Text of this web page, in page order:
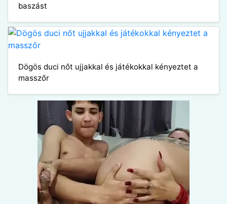
baszást
Dögös duci nőt ujjakkal és játékokkal kényeztet a
masszőr